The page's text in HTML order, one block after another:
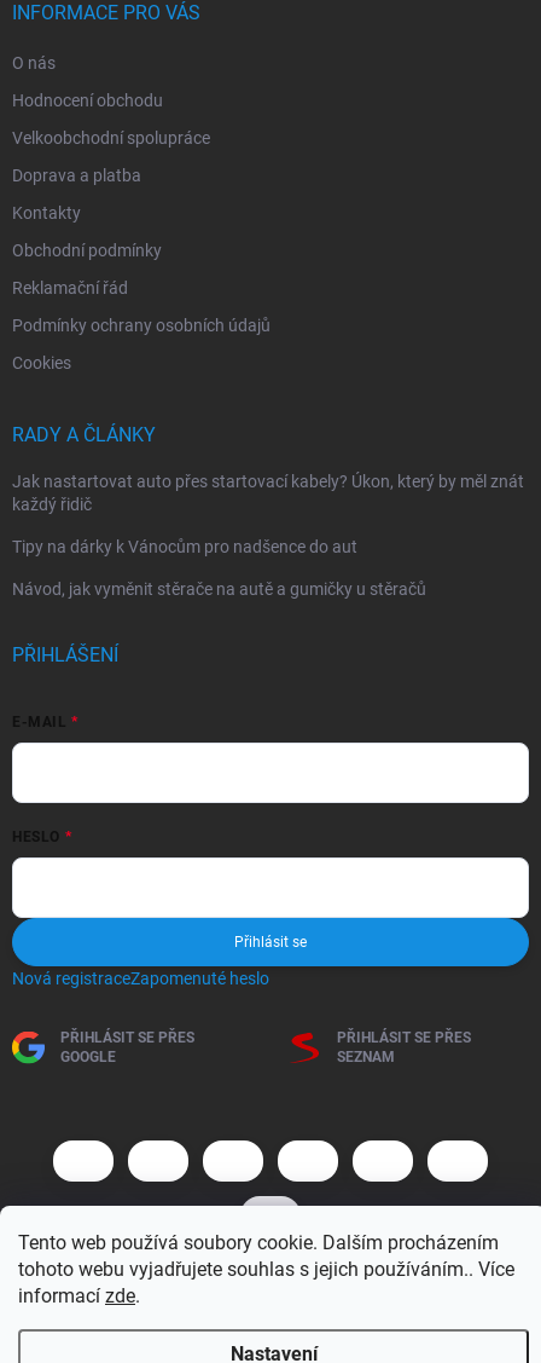
Tento web používá soubory cookie. Dalším procházením
tohoto webu vyjadřujete souhlas s jejich používáním.. Více
informací zde.
Nastavení
INFORMACE PRO VÁS
O nás
Hodnocení obchodu
Velkoobchodní spolupráce
Doprava a platba
Kontakty
Obchodní podmínky
Reklamační řád
Podmínky ochrany osobních údajů
Cookies
RADY A ČLÁNKY
Jak nastartovat auto přes startovací kabely? Úkon, který by měl znát
každý řidič
Tipy na dárky k Vánocům pro nadšence do aut
Návod, jak vyměnit stěrače na autě a gumičky u stěračů
PŘIHLÁŠENÍ
E-MAIL
HESLO
Přihlásit se
Nová registraceZapomenuté heslo
PŘIHLÁSIT SE PŘES
GOOGLE
PŘIHLÁSIT SE PŘES
SEZNAM
Copyright 2026